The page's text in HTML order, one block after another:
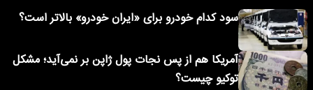
سود کدام خودرو برای «ایران خودرو» بالاتر است؟
آمریکا هم از پس نجات پول ژاپن بر نمی‌آید؛ مشکل
توکیو چیست؟